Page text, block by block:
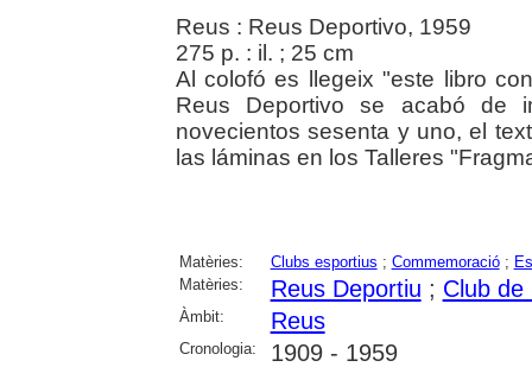
Reus : Reus Deportivo, 1959
275 p. : il. ; 25 cm
Al colofó es llegeix "este libro
Reus Deportivo se acabó de
novecientos sesenta y uno, el
las láminas en los Talleres
Matèries: Clubs esportius ; Commemoració;
Matèries:
Reus Deportiu ; Club de
Àmbit: Reus
Cronologia: 1909 - 1959